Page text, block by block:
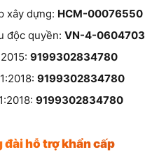
xây dựng: HCM-00076550
độc quyền: VN-4-0604703
9199302834780
9199302834780
9199302834780
đài hỗ trợ khẩn cấp